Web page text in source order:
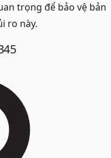
trọng để bảo vệ bản
ro này.